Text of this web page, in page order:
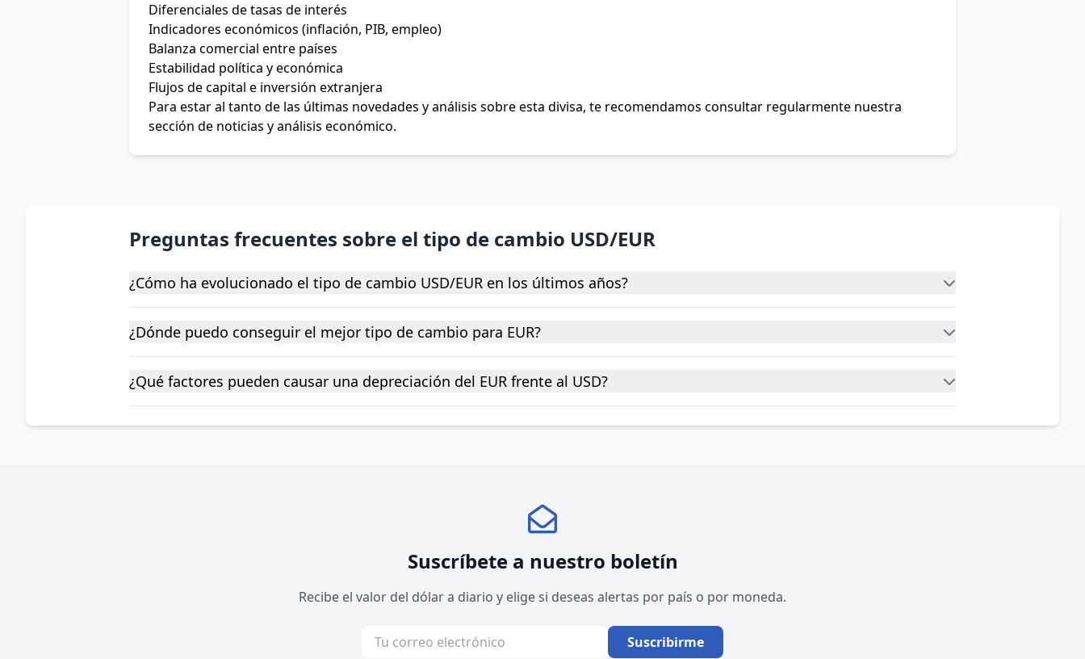
Diferenciales de tasas de interés
Indicadores económicos (inflación, PIB, empleo)
Balanza comercial entre países
Estabilidad política y económica
Flujos de capital e inversión extranjera
Para estar al tanto de las últimas novedades y análisis sobre esta divisa, te recomendamos consultar regularmente nuestra
sección de noticias y análisis económico.
Preguntas frecuentes sobre el tipo de cambio USD/EUR
¿Cómo ha evolucionado el tipo de cambio USD/EUR en los últimos años?
¿Dónde puedo conseguir el mejor tipo de cambio para EUR?
¿Qué factores pueden causar una depreciación del EUR frente al USD?
Suscríbete a nuestro boletín
Recibe el valor del dólar a diario y elige si deseas alertas por país o por moneda.
Suscribirme